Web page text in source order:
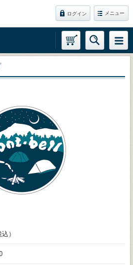
ログイン メニュー
）